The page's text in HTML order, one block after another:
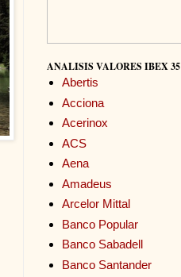
ANALISIS VALORES IBEX 35
Abertis
Acciona
Acerinox
ACS
Aena
Amadeus
Arcelor Mittal
Banco Popular
Banco Sabadell
Banco Santander